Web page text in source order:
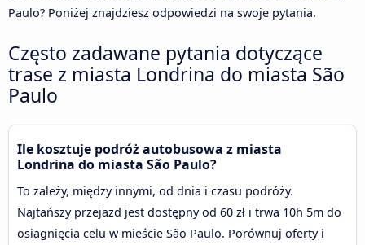
Paulo? Poniżej znajdziesz odpowiedzi na swoje pytania.
Często zadawane pytania dotyczące
trase z miasta Londrina do miasta São
Paulo
Ile kosztuje podróż autobusowa z miasta
Londrina do miasta São Paulo?
To zależy, między innymi, od dnia i czasu podróży.
Najtańszy przejazd jest dostępny od 60 zł i trwa 10h 5m do
osiagnięcia celu w mieście São Paulo. Porównuj oferty i